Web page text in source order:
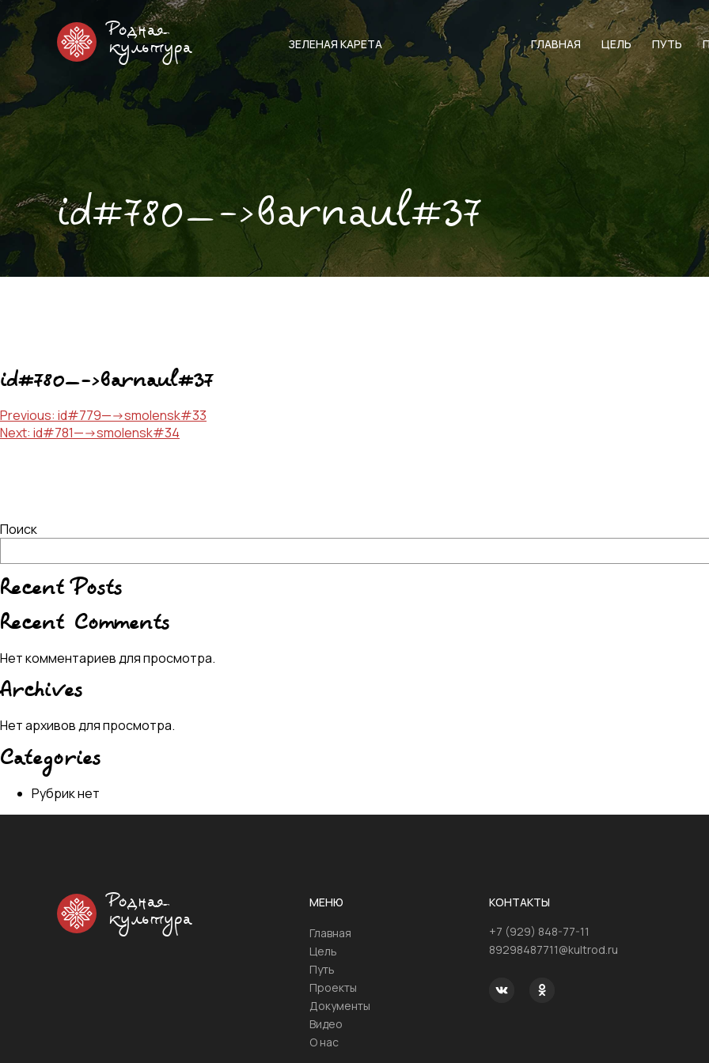
Родная
культура
ЗЕЛЕНАЯ КАРЕТА ГЛАВНАЯ ЦЕЛЬ ПУТЬ
id#780—->barnaul#37
id#780—->barnaul#37
Навигация
по
Previous: id#779—->smolensk#33
Next: id#781—->smolensk#34
Поиск
Recent Posts
Recent Comments
Нет комментариев для просмотра.
Archives
Нет архивов для просмотра.
Categories
Рубрик нет
Родная
культура
МЕНЮ
Главная
Цель
Путь
Проекты
Документы
Видео
О нас
КОНТАКТЫ
+7 (929) 848-77-11
89298487711@kultrod.ru